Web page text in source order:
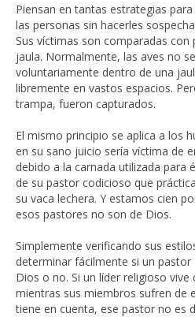
Piensan en tantas estrategias
las personas sin hacerles
Sus víctimas son comparadas
jaula. Normalmente, las aves no
voluntariamente dentro de una
libremente en vastos espacios.
trampa, fueron capturados.
El mismo principio se aplica a los
en su sano juicio sería víctima de
debido a la carnada utilizada para
de su pastor codicioso que
su vaca lechera. Y estamos cien
esos pastores no son de Dios.
Simplemente verificando sus
determinar fácilmente si un
Dios o no. Si un líder religioso
mientras sus miembros sufren de
tiene en cuenta, ese pastor no es